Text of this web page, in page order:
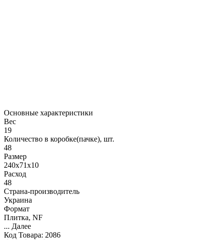
Основные характеристики
Вес
19
Количество в коробке(пачке), шт.
48
Размер
240x71x10
Расход
48
Страна-производитель
Украина
Формат
Плитка, NF
... Далее
Код Товара: 2086